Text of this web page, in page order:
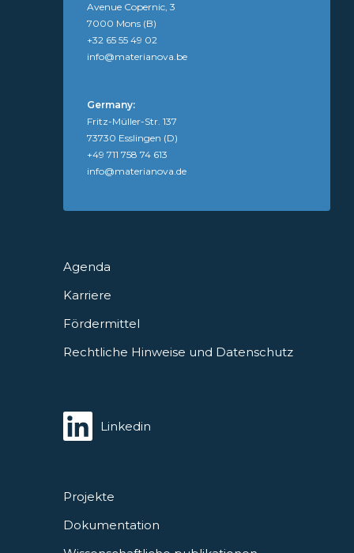
Projekte
Dokumentation
Agenda
Karriere
Fördermittel
Rechtliche Hinweise und Datenschutz
Avenue Copernic, 3
7000 Mons (B)
+32 65 55 49 02
info@materianova.be
Germany:
Fritz-Müller-Str. 137
73730 Esslingen (D)
+49 711 758 74 613
info@materianova.de
Linkedin